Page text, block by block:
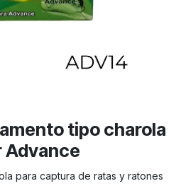
tipo charola
Advance
para captura de ratas y ratones